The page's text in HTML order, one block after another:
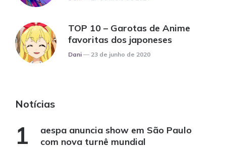
TOP 10 – Garotas de Anime
favoritas dos japoneses
Posted
Dani 23 de junho de 2020
Notícias
aespa anuncia show em São Paulo
com nova turnê mundial